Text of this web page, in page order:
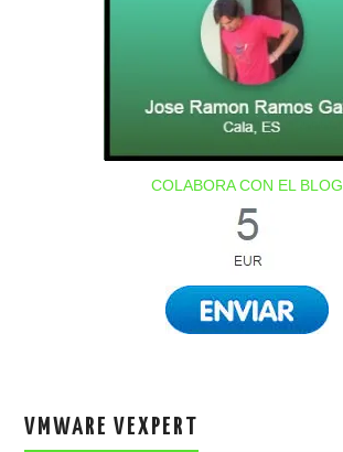
COLABORA CON EL BLOG
VMWARE VEXPERT